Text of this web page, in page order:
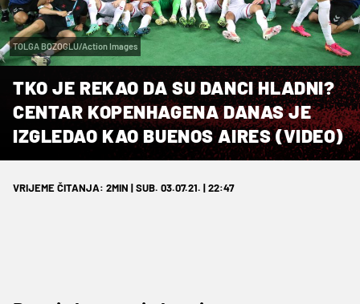
TOLGA BOZOGLU/Action Images
TKO JE REKAO DA SU DANCI HLADNI?
CENTAR KOPENHAGENA DANAS JE
IZGLEDAO KAO BUENOS AIRES (VIDEO)
VRIJEME ČITANJA: 2MIN | SUB. 03.07.21. | 22:47